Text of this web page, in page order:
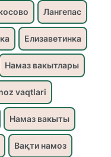
Лангепас
Елизаветинка
Намаз вакытлары
vaqtlari
Намаз вакыты
Вақти намоз